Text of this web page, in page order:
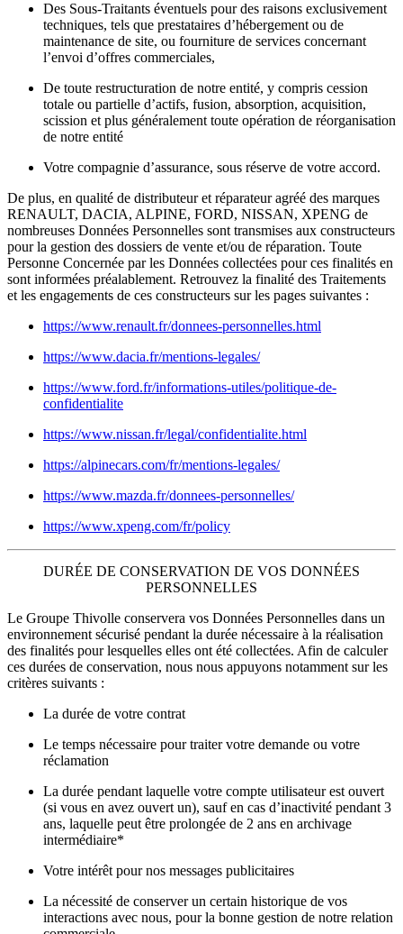
Des Sous-Traitants éventuels pour des raisons exclusivement
techniques, tels que prestataires d’hébergement ou de
maintenance de site, ou fourniture de services concernant
l’envoi d’offres commerciales,
De toute restructuration de notre entité, y compris cession
totale ou partielle d’actifs, fusion, absorption, acquisition,
scission et plus généralement toute opération de réorganisation
de notre entité
Votre compagnie d’assurance, sous réserve de votre accord.
De plus, en qualité de distributeur et réparateur agréé des marques
RENAULT, DACIA, ALPINE, FORD, NISSAN, XPENG de
nombreuses Données Personnelles sont transmises aux constructeurs
pour la gestion des dossiers de vente et/ou de réparation. Toute
Personne Concernée par les Données collectées pour ces finalités en
sont informées préalablement. Retrouvez la finalité des Traitements
et les engagements de ces constructeurs sur les pages suivantes :
https://www.renault.fr/donnees-personnelles.html
https://www.dacia.fr/mentions-legales/
https://www.ford.fr/informations-utiles/politique-de-
confidentialite
https://www.nissan.fr/legal/confidentialite.html
https://alpinecars.com/fr/mentions-legales/
https://www.mazda.fr/donnees-personnelles/
https://www.xpeng.com/fr/policy
DURÉE DE CONSERVATION DE VOS DONNÉES
PERSONNELLES
Le Groupe Thivolle conservera vos Données Personnelles dans un
environnement sécurisé pendant la durée nécessaire à la réalisation
des finalités pour lesquelles elles ont été collectées. Afin de calculer
ces durées de conservation, nous nous appuyons notamment sur les
critères suivants :
La durée de votre contrat
Le temps nécessaire pour traiter votre demande ou votre
réclamation
La durée pendant laquelle votre compte utilisateur est ouvert
(si vous en avez ouvert un), sauf en cas d’inactivité pendant 3
ans, laquelle peut être prolongée de 2 ans en archivage
intermédiaire*
Votre intérêt pour nos messages publicitaires
La nécessité de conserver un certain historique de vos
interactions avec nous, pour la bonne gestion de notre relation